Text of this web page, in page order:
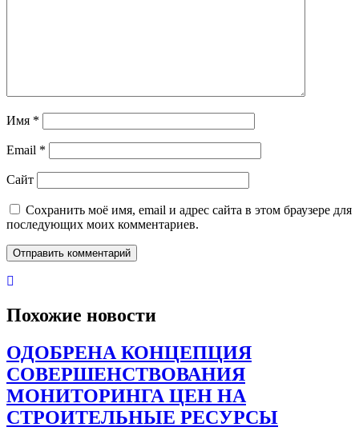
Имя *
Email *
Сайт
Сохранить моё имя, email и адрес сайта в этом браузере для
последующих моих комментариев.
Похожие новости
ОДОБРЕНА КОНЦЕПЦИЯ
СОВЕРШЕНСТВОВАНИЯ
МОНИТОРИНГА ЦЕН НА
СТРОИТЕЛЬНЫЕ РЕСУРСЫ